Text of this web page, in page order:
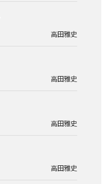
高田雅史
高田雅史
高田雅史
高田雅史